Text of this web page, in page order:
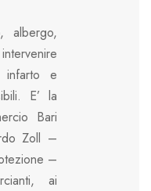
albergo,
infarto e
E’ la
Bari
Zoll –
–
ai